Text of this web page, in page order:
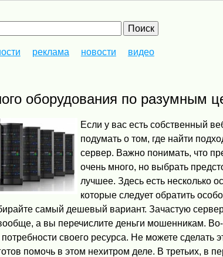
реклама новости видео
оборудования по разумным
Если у вас есть собственный
подумать о том, где найти
сервер. Важно понимать, что
очень много, но выбрать
лучшее. Здесь есть несколько
которые следует обратить
самый дешевый вариант. Зачастую
а вы перечислите деньги мошенникам.
своего ресурса. Не можете сделать
помочь в этом нехитром деле. В третьих, в